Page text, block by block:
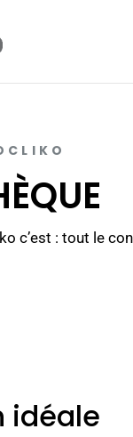
c’est : tout le
idéale